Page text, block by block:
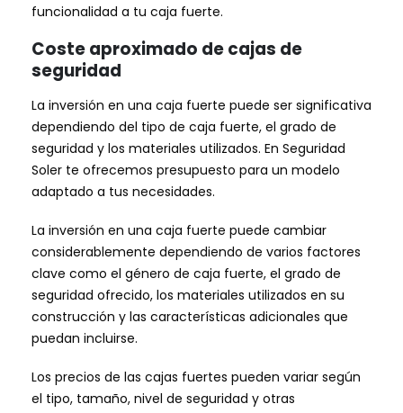
funcionalidad a tu caja fuerte.
Coste aproximado de cajas de
seguridad
La inversión en una caja fuerte puede ser significativa
dependiendo del tipo de caja fuerte, el grado de
seguridad y los materiales utilizados. En Seguridad
Soler te ofrecemos presupuesto para un modelo
adaptado a tus necesidades.
La inversión en una caja fuerte puede cambiar
considerablemente dependiendo de varios factores
clave como el género de caja fuerte, el grado de
seguridad ofrecido, los materiales utilizados en su
construcción y las características adicionales que
puedan incluirse.
Los precios de las cajas fuertes pueden variar según
el tipo, tamaño, nivel de seguridad y otras